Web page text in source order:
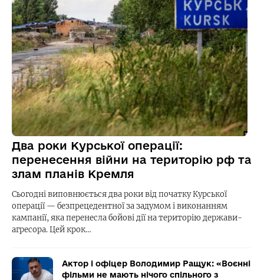
Два роки Курської операції:
перенесення війни на територію рф та
злам планів Кремля
Сьогодні виповнюється два роки від початку Курської
операції — безпрецедентної за задумом і виконанням
кампанії, яка перенесла бойові дії на територію держави-
агресора. Цей крок…
Актор і офіцер Володимир Ращук: «Воєнні
фільми не мають нічого спільного з